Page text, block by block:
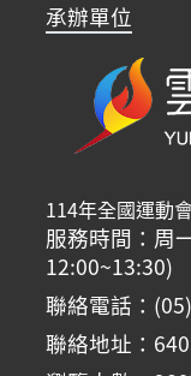
承辦單位
114年全國運動
服務時間：周
12:00~13:30)
聯絡電話：
聯絡地址：